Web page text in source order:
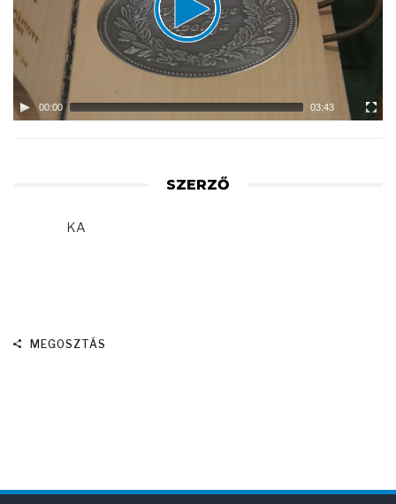
00:00 03:43
SZERZŐ
KA
MEGOSZTÁS